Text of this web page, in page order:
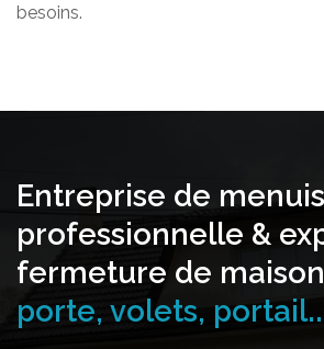
besoins.
Entreprise de
professionnelle &
fermeture de maison
porte, volets,